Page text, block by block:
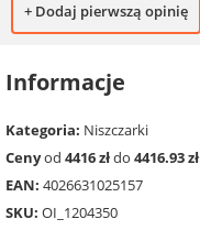
+ Dodaj pierwszą opinię
Informacje
Kategoria: Niszczarki
Cenyod 4416 złdo 4416.93 zł
EAN: 4026631025157
SKU: OI_1204350